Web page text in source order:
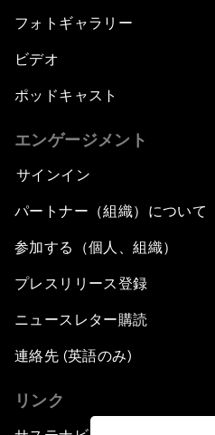
フォトギャラリー
ビデオ
ポッドキャスト
エンゲージメント
サインイン
パートナー（組織）について
参加する（個人、組織）
プレスリリース登録
ニュースレター購読
連絡先 (英語のみ)
リンク